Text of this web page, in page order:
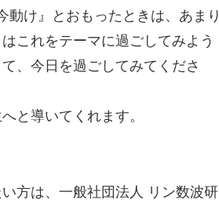
動け』とおもったときは、あまり
これをテーマに過ごしてみよう
、今日を過ごしてみてくださ
と導いてくれます。
方は、一般社団法人 リン数波研